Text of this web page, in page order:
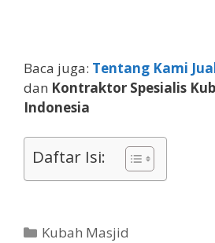
Baca juga: Tentang Kami
dan Kontraktor Spesialis
Indonesia
Daftar Isi:
Kubah Masjid